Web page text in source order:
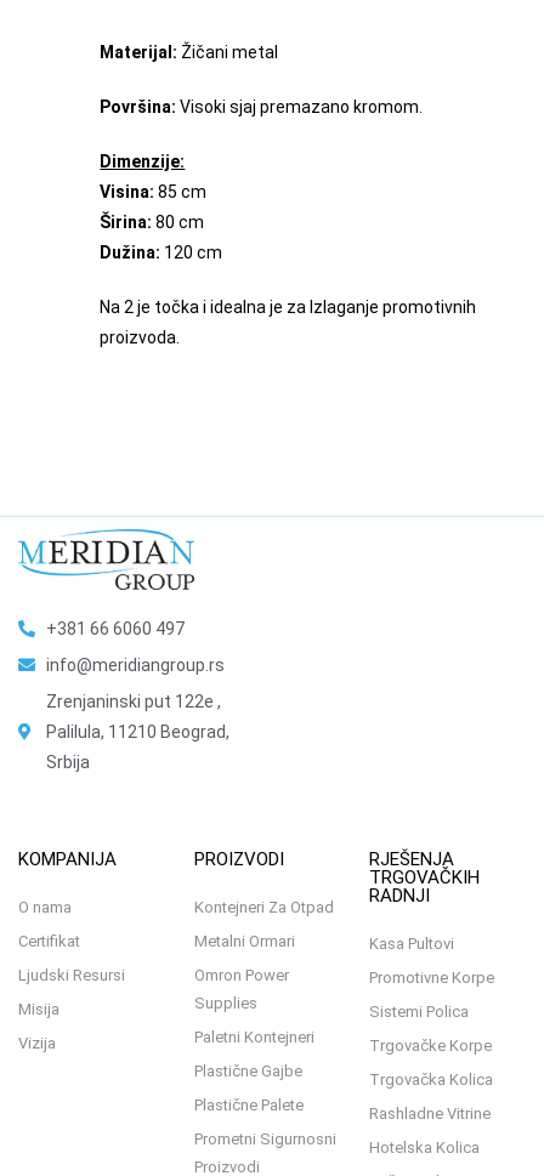
Materijal: Žičani metal
Površina: Visoki sjaj premazano kromom.
Dimenzije:
Visina: 85 cm
Širina: 80 cm
Dužina: 120 cm
Na 2 je točka i idealna je za lzlaganje promotivnih
proizvoda.
+381 66 6060 497
info@meridiangroup.rs
Zrenjaninski put 122e ,
Palilula, 11210 Beograd,
Srbija
KOMPANIJA
O nama
Certifikat
Ljudski Resursi
Misija
Vizija
PROIZVODI
Kontejneri Za Otpad
Metalni Ormari
Omron Power
Supplies
Paletni Kontejneri
Plastične Gajbe
Plastične Palete
Prometni Sigurnosni
Proizvodi
RJEŠENJA
TRGOVAČKIH
RADNJI
Kasa Pultovi
Promotivne Korpe
Sistemi Polica
Trgovačke Korpe
Trgovačka Kolica
Rashladne Vitrine
Hotelska Kolica